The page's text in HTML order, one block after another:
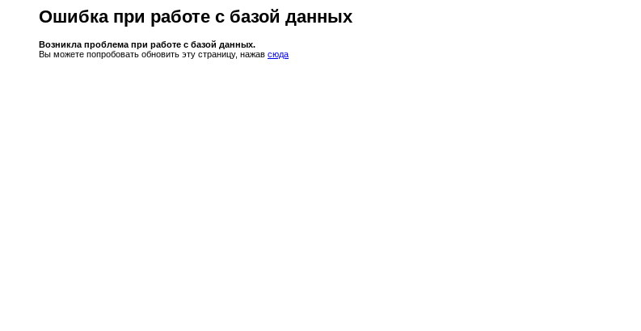
Ошибка при работе с базой данных
Возникла проблема при работе с базой данных.
Вы можете попробовать обновить эту страницу, нажав сюда